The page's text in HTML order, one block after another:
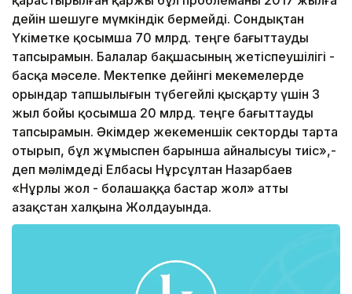
дейін шешуге мүмкіндік бермейді. Сондықтан
Үкіметке қосымша 70 млрд. теңге бағыттауды
тапсырамын. Балалар бақшасының жетіспеушілігі -
басқа мәселе. Мектепке дейінгі мекемелерде
орындар тапшылығын түбегейлі қысқарту үшін 3
жыл бойы қосымша 20 млрд. теңге бағыттауды
тапсырамын. Әкімдер жекеменшік секторды тарта
отырып, бұл жұмыспен барынша айналысуы тиіс»,-
деп мәлімдеді Елбасы Нұрсұлтан Назарбаев
«Нұрлы жол - болашаққа бастар жол» атты
Қазақстан халқына Жолдауында.